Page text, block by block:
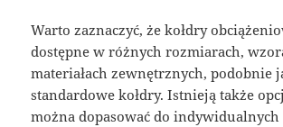
Warto zaznaczyć, że kołdry
dostępne w różnych rozmiarach,
materiałach zewnętrznych, podobnie
standardowe kołdry. Istnieją także
można dopasować do